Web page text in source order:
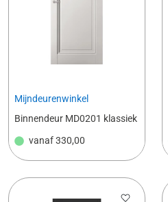
Mijndeurenwinkel
Binnendeur MD0201 klassiek
vanaf330,00